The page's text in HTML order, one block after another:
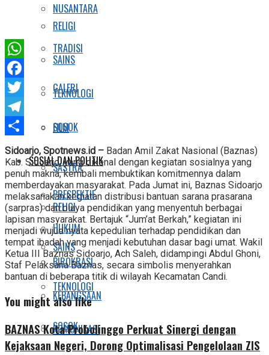
RELIGI
SAINS
TEKNOLOGI
SOSOK
SOSIAL DAN POLITIK
PRESPEKTIF
HUKUM
BIROKRASI
KEBANGSAAN
KOMUNIKASI
NUSANTARA
TRADISI
GALERI
FILM
SASTRA
RELIGI
SAINS
TEKNOLOGI
SOSOK
WhatsApp
Facebook
Twitter
Telegram
Share
Sidoarjo, Spotnews.id – Badan Amil Zakat Nasional (Baznas)
Kab. Sidoarjo, yang dikenal dengan kegiatan sosialnya yang
penuh makna, kembali membuktikan komitmennya dalam
memberdayakan masyarakat. Pada Jumat ini, Baznas Sidoarjo
melaksanakan kegiatan distribusi bantuan sarana prasarana
(sarpras) dan biaya pendidikan yang menyentuh berbagai
lapisan masyarakat. Bertajuk “Jum’at Berkah,” kegiatan ini
menjadi wujud nyata kepedulian terhadap pendidikan dan
tempat ibadah yang menjadi kebutuhan dasar bagi umat. Wakil
Ketua III Baznas Sidoarjo, Ach Saleh, didampingi Abdul Ghoni,
Staf Pelaksana Baznas, secara simbolis menyerahkan
bantuan di beberapa titik di wilayah Kecamatan Candi.
You might also like
BAZNAS Kota Probolinggo Perkuat Sinergi dengan
Kejaksaan Negeri, Dorong Optimalisasi Pengelolaan ZIS